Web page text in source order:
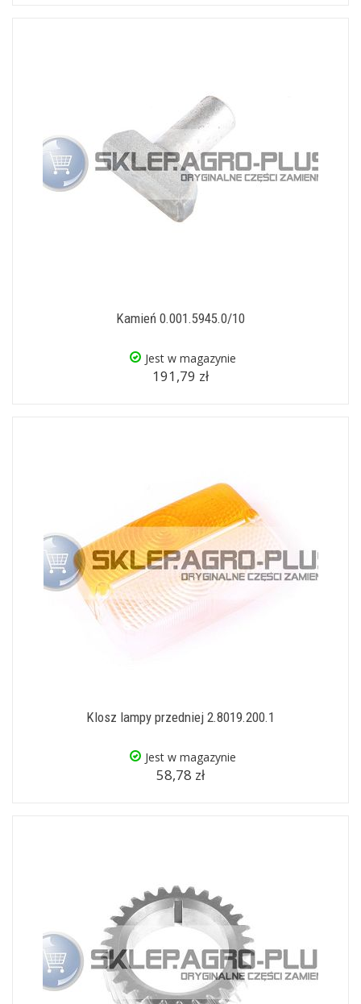
Kamień 0.001.5945.0/10
Jest w magazynie
191,79 zł
Klosz lampy przedniej 2.8019.200.1
Jest w magazynie
58,78 zł